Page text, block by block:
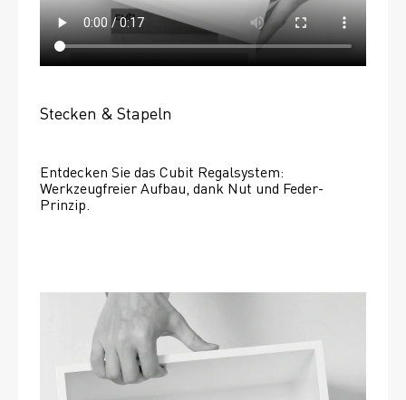
Stecken & Stapeln
Entdecken Sie das Cubit Regalsystem:
Werkzeugfreier Aufbau, dank Nut und Feder-
Prinzip.